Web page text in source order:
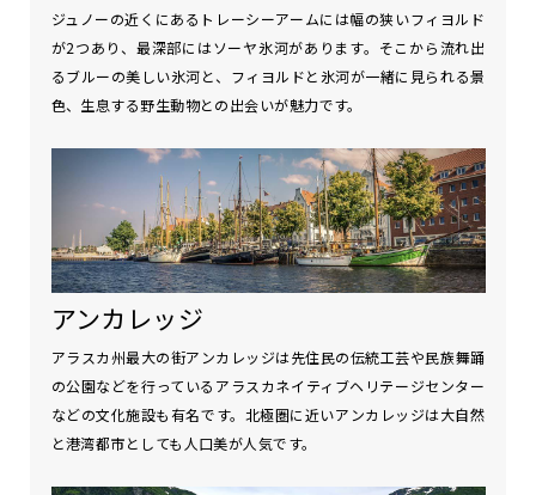
ジュノーの近くにあるトレーシーアームには幅の狭いフィヨルド
が2つあり、最深部にはソーヤ氷河があります。そこから流れ出
るブルーの美しい氷河と、フィヨルドと氷河が一緒に見られる景
色、生息する野生動物との出会いが魅力です。
アンカレッジ
アラスカ州最大の街アンカレッジは先住民の伝統工芸や民族舞踊
の公園などを行っているアラスカネイティブヘリテージセンター
などの文化施設も有名です。北極圏に近いアンカレッジは大自然
と港湾都市としても人口美が人気です。